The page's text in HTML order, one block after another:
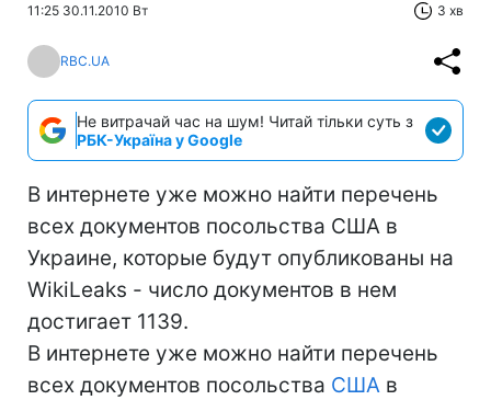
11:25 30.11.2010 Вт 3 хв
RBC.UA
Не витрачай час на шум! Читай тільки суть з
РБК-Україна у Google
В интернете уже можно найти перечень
всех документов посольства США в
Украине, которые будут опубликованы на
WikiLeaks - число документов в нем
достигает 1139.
В интернете уже можно найти перечень
всех документов посольства США в